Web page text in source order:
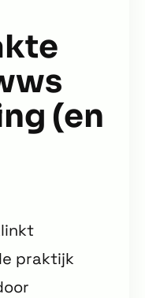
(en
praktijk